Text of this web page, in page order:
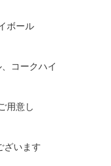
ボール
コークハイ
用意し
ざいます